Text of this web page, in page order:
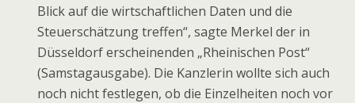
Blick auf die wirtschaftlichen Daten und die
Steuerschätzung treffen“, sagte Merkel der in
Düsseldorf erscheinenden „Rheinischen Post“
(Samstagausgabe). Die Kanzlerin wollte sich auch
noch nicht festlegen, ob die Einzelheiten noch vor